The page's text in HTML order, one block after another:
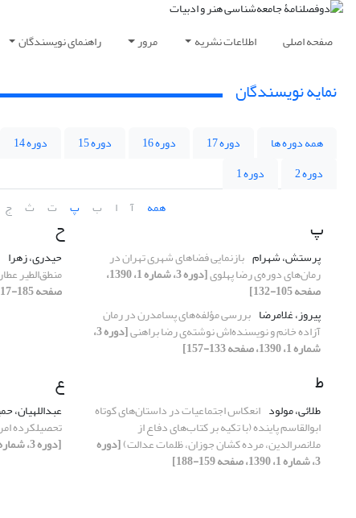
صفحه اصلی اطلاعات نشریه مرور راهنمای نویسندگان
نمایه نویسندگان
همه دوره ها دوره 17 دوره 16 دوره 15 دوره 14
دوره 2
دوره 1
همه
آ ا ب پ ت ث ج
پ
پرستش، شهرام بازنمایی فضاهای شهری تهران در
رمان‌های دوره‌ی رضا پهلوی [دوره 3، شماره 1، 1390،
صفحه 105-132]
پیروز، غلامرضا بررسی مؤلفه‌های پسامدرن در رمان
آزاده خانم و نویسنده‌اش نوشته‌ی رضا براهنی [دوره 3،
شماره 1، 1390، صفحه 133-157]
ح
حیدری، زهرا
منطق‌الطیر
صفحه 185-217]
ط
طلائی، مولود انعکاس اجتماعیات در داستان‌های کوتاه
ابوالقاسم پاینده (با تکیه بر کتاب‌های دفاع از
ملانصرالدین، مرده کشان جوزان، ظلمات عدالت)[دوره
3، شماره 1، 1390، صفحه 159-188]
ع
عبداللهیان،
تحصیلکرده
[دوره 3، شماره 1، 1390، صفحه 75-103]